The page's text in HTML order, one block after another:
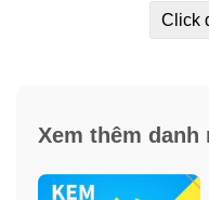
Click
Xem thêm danh